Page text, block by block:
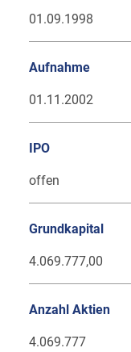
01.09.1998
Aufnahme
01.11.2002
IPO
offen
Grundkapital
4.069.777,00
Anzahl Aktien
4.069.777